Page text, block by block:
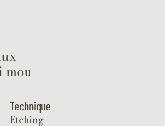
mou
Technique
Etching